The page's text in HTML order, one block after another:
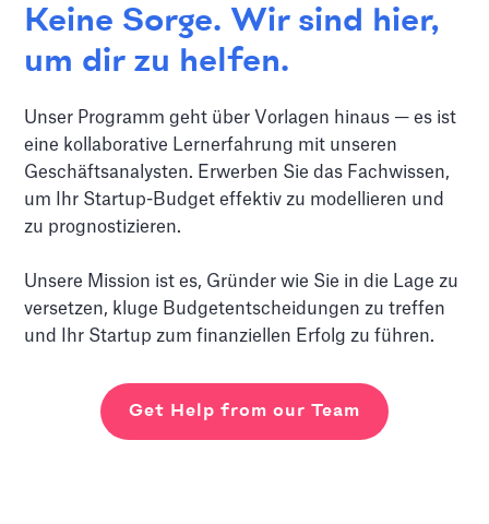
Keine Sorge. Wir sind hier,
um dir zu helfen.
Unser Programm geht über Vorlagen hinaus — es ist
eine kollaborative Lernerfahrung mit unseren
Geschäftsanalysten. Erwerben Sie das Fachwissen,
um Ihr Startup-Budget effektiv zu modellieren und
zu prognostizieren.
Unsere Mission ist es, Gründer wie Sie in die Lage zu
versetzen, kluge Budgetentscheidungen zu treffen
und Ihr Startup zum finanziellen Erfolg zu führen.
Get Help from our Team